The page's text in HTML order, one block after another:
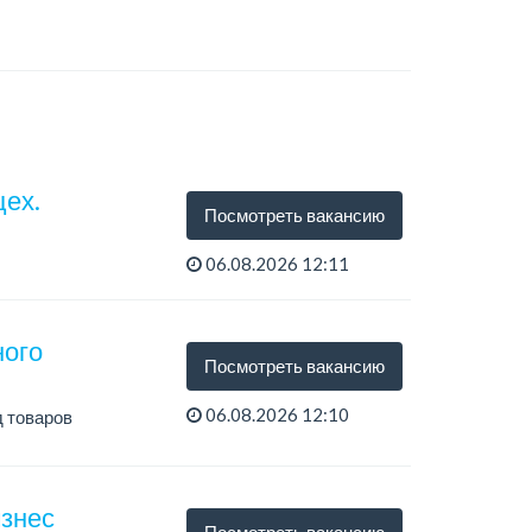
Посмотреть вакансию
06.08.2026 12:11
Посмотреть вакансию
06.08.2026 12:10